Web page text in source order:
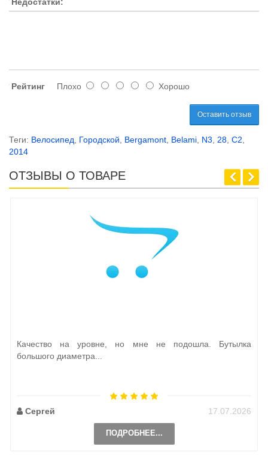
Недостатки:
Рейтинг Плохо Хорошо
Оставить отзыв
Теги: Велосипед, Городской, Bergamont, Belami, N3, 28, C2,
2014
ОТЗЫВЫ О ТОВАРЕ
Качество на уровне, но мне не подошла. Бутылка
большого диаметра...
Сергей 17.07.2026
ПОДРОБНЕЕ...